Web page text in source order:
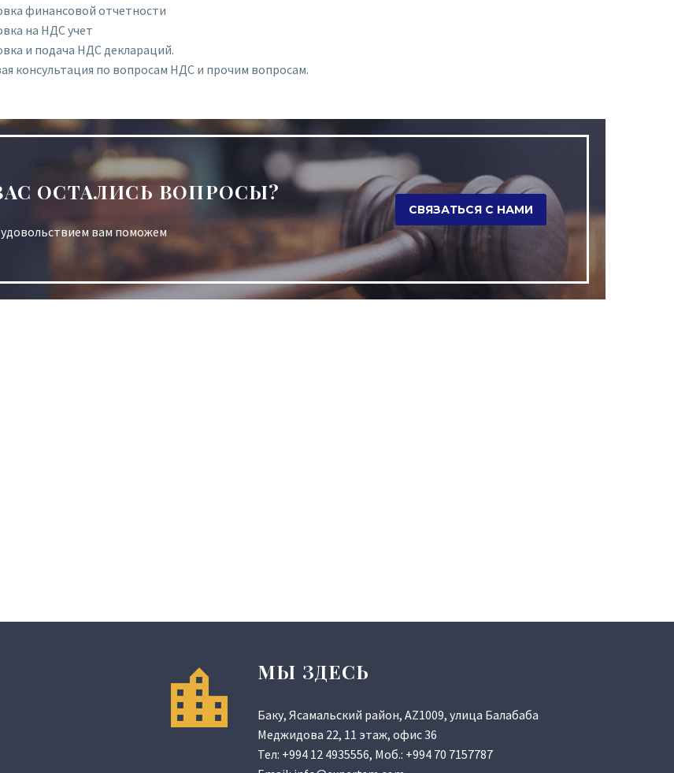
финансовой отчетности
на НДС учет
и подача НДС деклараций.
консультация по вопросам НДС и прочим вопросам.
ОСТАЛИСЬ ВОПРОСЫ?
вам поможем
СВЯЗАТЬСЯ С НАМИ
МЫ ЗДЕСЬ
Баку, Ясамальский район, AZ1009, улица Балабаба
Меджидова 22, 11 этаж, офис 36
Тел: +994 12 4935556, Моб.: +994 70 7157787